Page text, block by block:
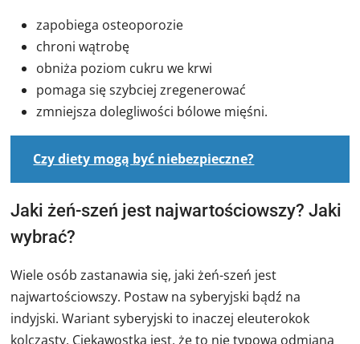
zapobiega osteoporozie
chroni wątrobę
obniża poziom cukru we krwi
pomaga się szybciej zregenerować
zmniejsza dolegliwości bólowe mięśni.
Czy diety mogą być niebezpieczne?
Jaki żeń-szeń jest najwartościowszy? Jaki
wybrać?
Wiele osób zastanawia się, jaki żeń-szeń jest
najwartościowszy. Postaw na syberyjski bądź na
indyjski. Wariant syberyjski to inaczej eleuterokok
kolczasty. Ciekawostką jest, że to nie typowa odmiana